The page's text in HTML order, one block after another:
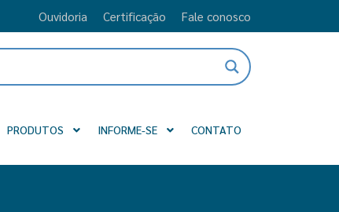
Ouvidoria Certificação Fale conosco
PRODUTOS INFORME-SE CONTATO